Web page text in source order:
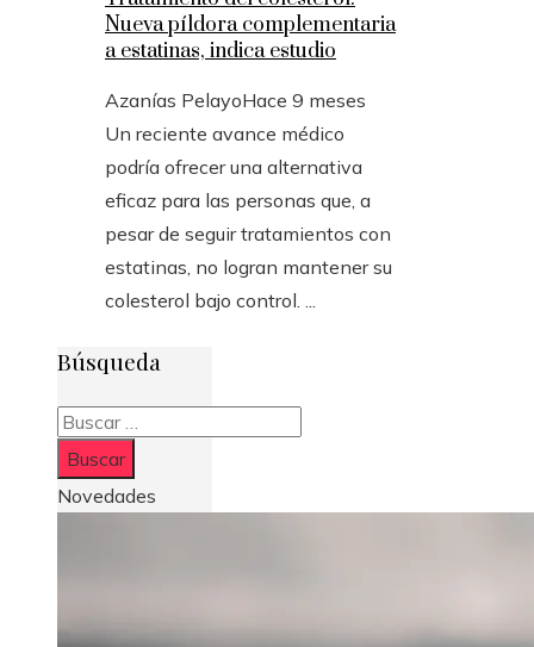
Nueva píldora complementaria
a estatinas, indica estudio
Azanías PelayoHace 9 meses
Un reciente avance médico
podría ofrecer una alternativa
eficaz para las personas que, a
pesar de seguir tratamientos con
estatinas, no logran mantener su
colesterol bajo control. ...
Búsqueda
Buscar:
Novedades